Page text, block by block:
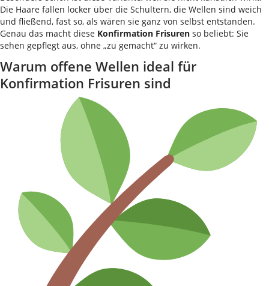
Die Haare fallen locker über die Schultern, die Wellen sind weich
und fließend, fast so, als wären sie ganz von selbst entstanden.
Genau das macht diese Konfirmation Frisuren so beliebt: Sie
sehen gepflegt aus, ohne „zu gemacht“ zu wirken.
Warum offene Wellen ideal für
Konfirmation Frisuren sind